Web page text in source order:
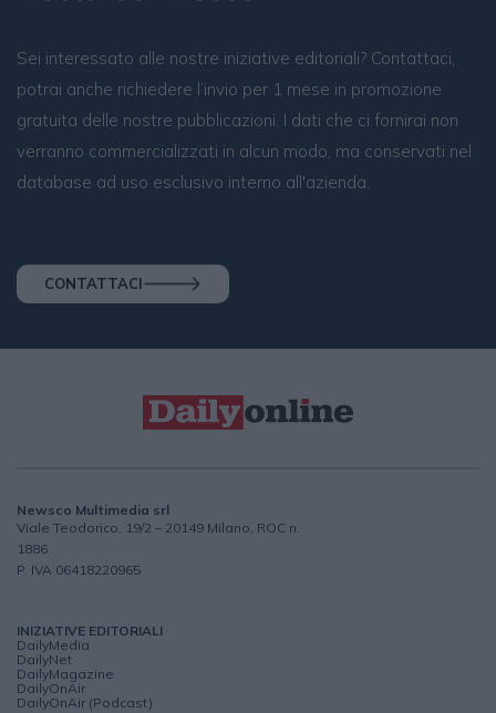
Sei interessato alle nostre iniziative editoriali? Contattaci,
potrai anche richiedere l’invio per 1 mese in promozione
gratuita delle nostre pubblicazioni. I dati che ci fornirai non
verranno commercializzati in alcun modo, ma conservati nel
database ad uso esclusivo interno all'azienda.
CONTATTACI
Newsco Multimedia srl
Viale Teodorico, 19/2 – 20149 Milano, ROC n.
1886
P. IVA 06418220965
INIZIATIVE EDITORIALI
DailyMedia
DailyNet
DailyMagazine
DailyOnAir
DailyOnAir (Podcast)